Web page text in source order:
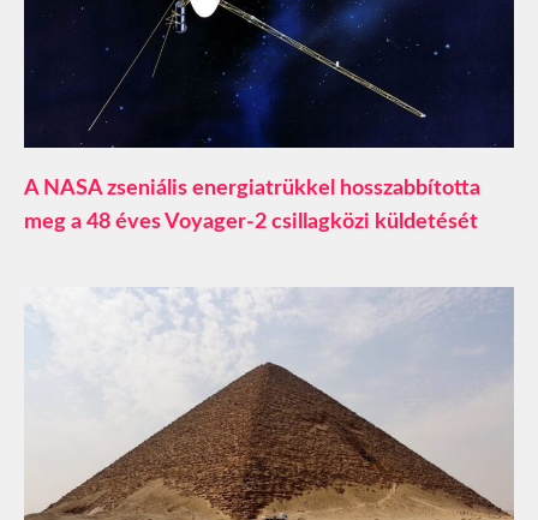
A NASA zseniális energiatrükkel hosszabbította
meg a 48 éves Voyager-2 csillagközi küldetését